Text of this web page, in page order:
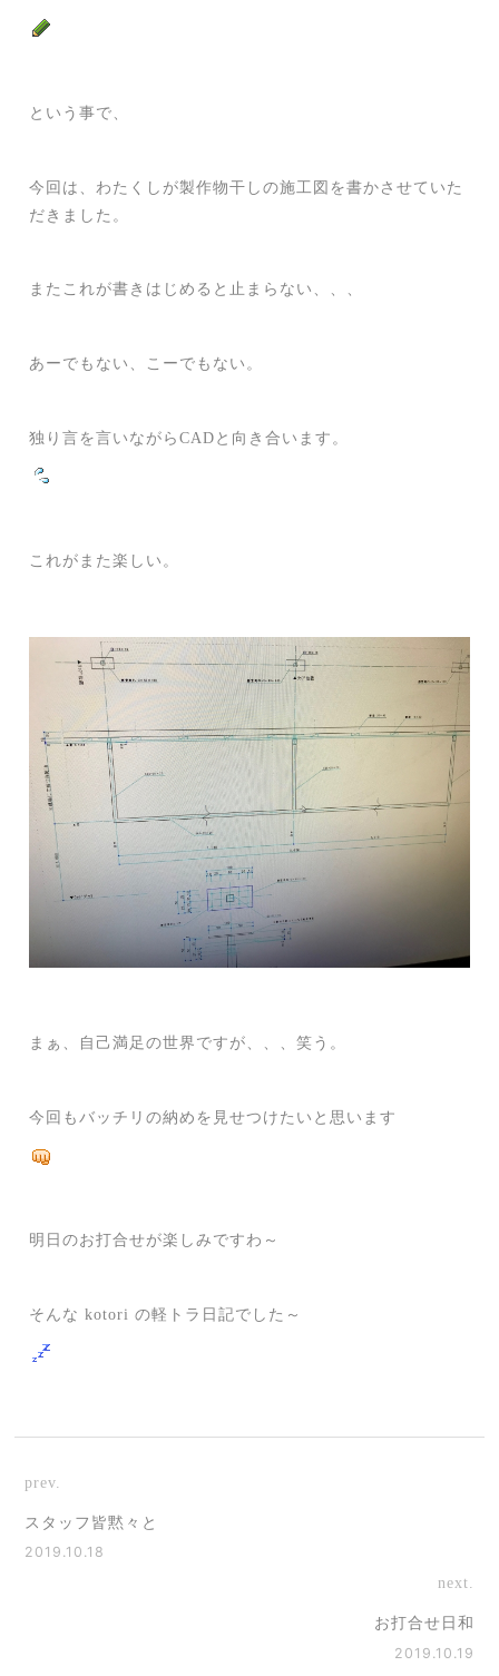
という事で、
今回は、わたくしが製作物干しの施工図を書かさせていた
だきました。
またこれが書きはじめると止まらない、、、
あーでもない、こーでもない。
独り言を言いながらCADと向き合います。
これがまた楽しい。
まぁ、自己満足の世界ですが、、、笑う。
今回もバッチリの納めを見せつけたいと思います
明日のお打合せが楽しみですわ～
そんな kotori の軽トラ日記でした～
prev.
スタッフ皆黙々と
2019.10.18
next.
お打合せ日和
2019.10.19